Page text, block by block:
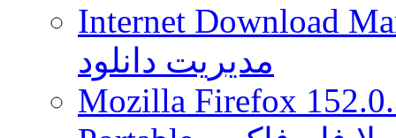
Internet Download
مدیریت دانلود
Mozilla Firefox